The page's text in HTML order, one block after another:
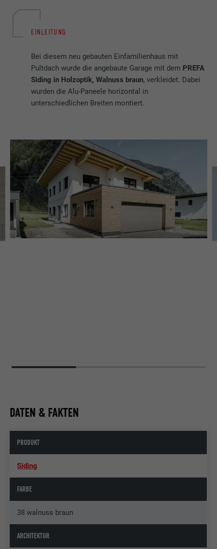
EINLEITUNG
Bei diesem neu gebauten Einfamilienhaus mit
Pultdach wurde die angebaute Garage mit dem PREFA
Siding in Holzoptik, Walnuss braun, verkleidet. Dabei
wurden die Alu-Paneele horizontal in
unterschiedlichen Breiten montiert.
DATEN & FAKTEN
PRODUKT
Siding
FARBE
38 walnuss braun
ARCHITEKTUR